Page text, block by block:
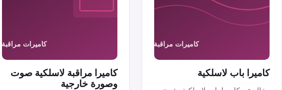
كاميرا باب لاسلكية
كاميرا مراقبة لاسلكية صوت
وصورة خارجية